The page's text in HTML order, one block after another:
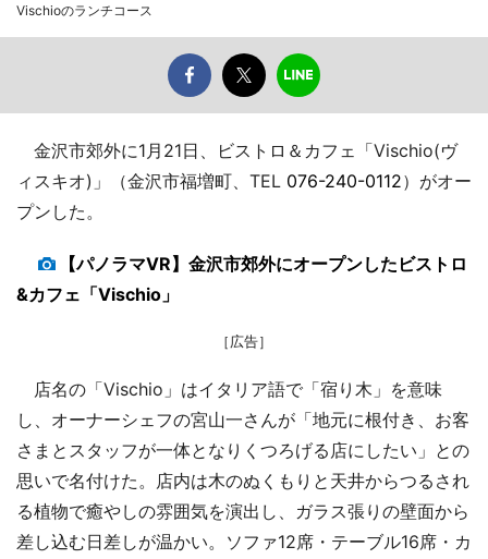
Vischioのランチコース
金沢市郊外に1月21日、ビストロ＆カフェ「Vischio(ヴ
ィスキオ)」（金沢市福増町、TEL 076-240-0112）がオー
プンした。
【パノラマVR】金沢市郊外にオープンしたビストロ
&カフェ「Vischio」
［広告］
店名の「Vischio」はイタリア語で「宿り木」を意味
し、オーナーシェフの宮山一さんが「地元に根付き、お客
さまとスタッフが一体となりくつろげる店にしたい」との
思いで名付けた。店内は木のぬくもりと天井からつるされ
る植物で癒やしの雰囲気を演出し、ガラス張りの壁面から
差し込む日差しが温かい。ソファ12席・テーブル16席・カ